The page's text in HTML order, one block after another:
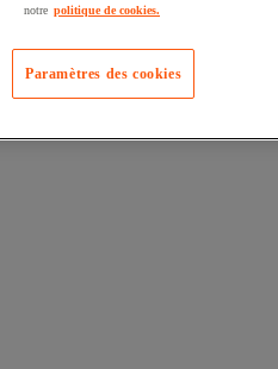
notre politique de cookies.
Paramètres des cookies